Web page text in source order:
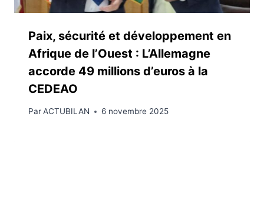
Paix, sécurité et développement en
Afrique de l’Ouest : L’Allemagne
accorde 49 millions d’euros à la
CEDEAO
ParACTUBILAN 6 novembre 2025